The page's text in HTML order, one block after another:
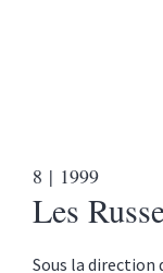
8 | 1999
Les
Sous la direction